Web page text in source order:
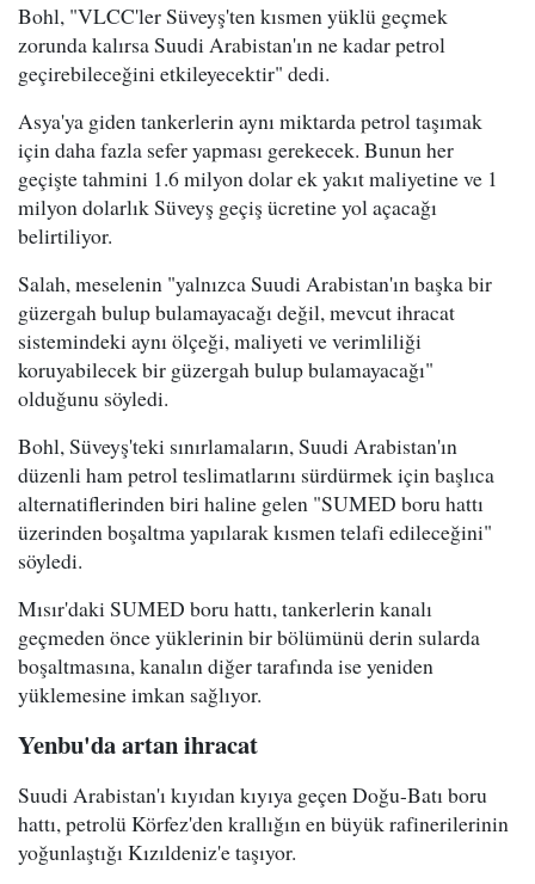
Bohl, "VLCC'ler Süveyş'ten kısmen yüklü geçmek
zorunda kalırsa Suudi Arabistan'ın ne kadar petrol
geçirebileceğini etkileyecektir" dedi.
Asya'ya giden tankerlerin aynı miktarda petrol taşımak
için daha fazla sefer yapması gerekecek. Bunun her
geçişte tahmini 1.6 milyon dolar ek yakıt maliyetine ve 1
milyon dolarlık Süveyş geçiş ücretine yol açacağı
belirtiliyor.
Salah, meselenin "yalnızca Suudi Arabistan'ın başka bir
güzergah bulup bulamayacağı değil, mevcut ihracat
sistemindeki aynı ölçeği, maliyeti ve verimliliği
koruyabilecek bir güzergah bulup bulamayacağı"
olduğunu söyledi.
Bohl, Süveyş'teki sınırlamaların, Suudi Arabistan'ın
düzenli ham petrol teslimatlarını sürdürmek için başlıca
alternatiflerinden biri haline gelen "SUMED boru hattı
üzerinden boşaltma yapılarak kısmen telafi edileceğini"
söyledi.
Mısır'daki SUMED boru hattı, tankerlerin kanalı
geçmeden önce yüklerinin bir bölümünü derin sularda
boşaltmasına, kanalın diğer tarafında ise yeniden
yüklemesine imkan sağlıyor.
Yenbu'da artan ihracat
Suudi Arabistan'ı kıyıdan kıyıya geçen Doğu-Batı boru
hattı, petrolü Körfez'den krallığın en büyük rafinerilerinin
yoğunlaştığı Kızıldeniz'e taşıyor.